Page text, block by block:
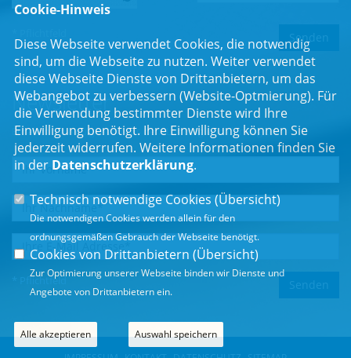
Newsletter
Erhalten Sie Neuigkeiten aus dem Landtag und der Region.
* Pflichtfeld
Cookie-Hinweis
Diese Webseite verwendet Cookies, die notwendig
sind, um die Webseite zu nutzen. Weiter verwendet
diese Webseite Dienste von Drittanbietern, um das
Webangebot zu verbessern (Website-Optmierung). Für
die Verwendung bestimmter Dienste wird Ihre
Einwilligung benötigt. Ihre Einwilligung können Sie
jederzeit widerrufen. Weitere Informationen finden Sie
in der Datenschutzerklärung.
Technisch notwendige Cookies (Übersicht)
Die notwendigen Cookies werden allein für den
ordnungsgemäßen Gebrauch der Webseite benötigt.
Cookies von Drittanbietern (Übersicht)
Zur Optimierung unserer Webseite binden wir Dienste und
Angebote von Drittanbietern ein.
Alle akzeptieren Auswahl speichern